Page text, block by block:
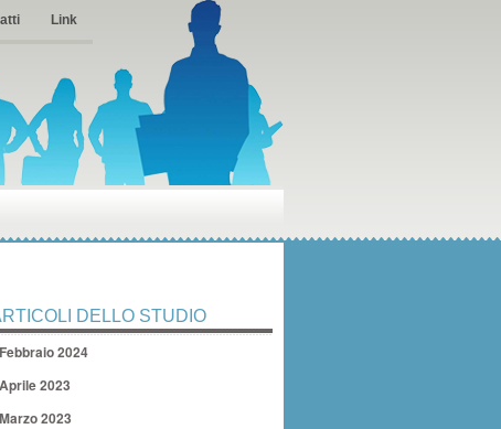
Link
DELLO STUDIO
Febbraio 2024
Aprile 2023
Marzo 2023